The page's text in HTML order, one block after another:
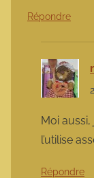
Répondre
Moi
l’utilise
Répondre